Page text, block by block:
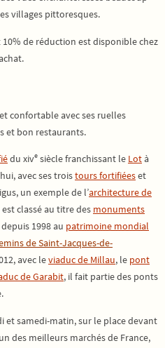
villages pittoresques.
de réduction est disponible chez
confortable avec ses ruelles
et bon restaurants.
du xive siècle franchissant le Lotà
avec ses troistours fortifiéeset
un exemple de l’architecture de
classé au titre des monuments
1998 au patrimoine mondial
de Saint-Jacques-de-
avec leviaduc de Millau, le pont
de Garabit, il fait partie des ponts
et samedi-matin, sur le place devant
des meilleurs marchés de France,